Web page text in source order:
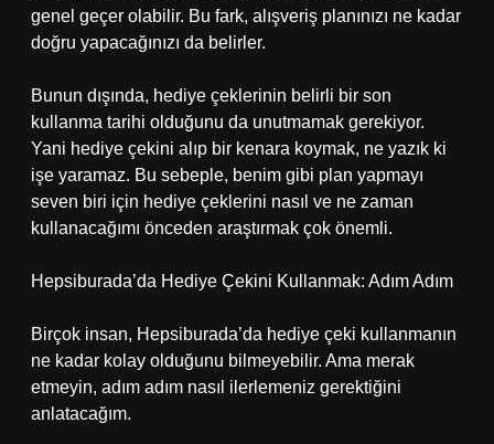
genel geçer olabilir. Bu fark, alışveriş planınızı ne kadar
doğru yapacağınızı da belirler.
Bunun dışında, hediye çeklerinin belirli bir son
kullanma tarihi olduğunu da unutmamak gerekiyor.
Yani hediye çekini alıp bir kenara koymak, ne yazık ki
işe yaramaz. Bu sebeple, benim gibi plan yapmayı
seven biri için hediye çeklerini nasıl ve ne zaman
kullanacağımı önceden araştırmak çok önemli.
Hepsiburada’da Hediye Çekini Kullanmak: Adım Adım
Birçok insan, Hepsiburada’da hediye çeki kullanmanın
ne kadar kolay olduğunu bilmeyebilir. Ama merak
etmeyin, adım adım nasıl ilerlemeniz gerektiğini
anlatacağım.